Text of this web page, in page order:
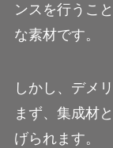
ンスを行うこ
な素材です。
しかし、デメ
まず、集成材
げられます。